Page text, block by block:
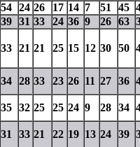
54 24 26 17 14 7 51 45
39 31 33 24 36 9 26 63
33 21 21 25 15 12 30 50
34 28 33 23 26 11 27 36
35 32 25 25 24 9 28 34
31 33 21 22 19 13 24 39